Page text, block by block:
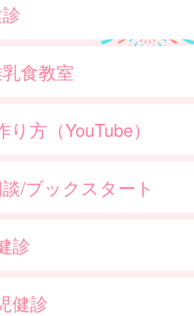
食教室
方（YouTube）
/ブックスタート
診
健診